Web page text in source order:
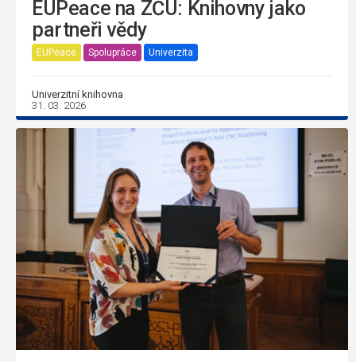
EUPeace na ZČU: Knihovny jako
partneři vědy
EUPeace Spolupráce Univerzita
Univerzitní knihovna
31. 03. 2026